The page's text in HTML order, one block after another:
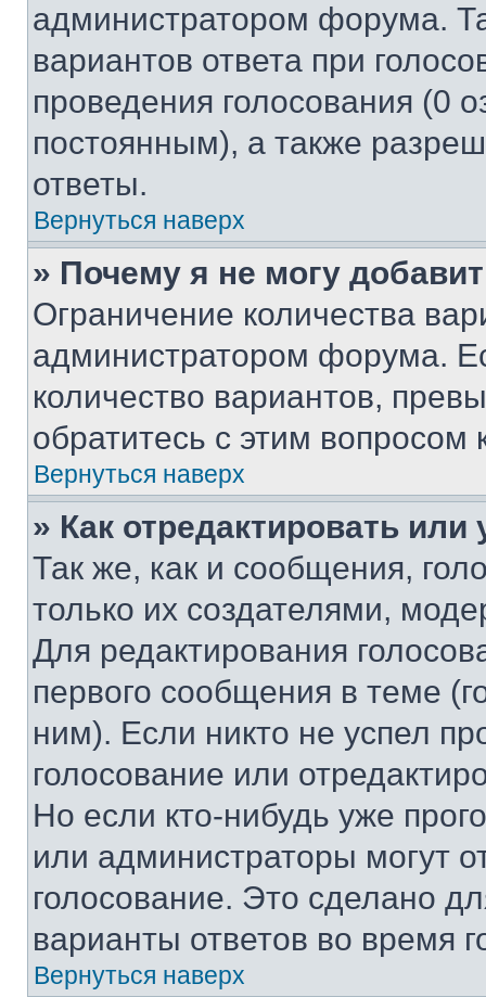
администратором форума.
вариантов ответа при
проведения голосования (0
постоянным), а также
ответы.
Вернуться наверх
» Почему я не могу
Ограничение количества
администратором форума.
количество вариантов,
обратитесь с этим вопросом
Вернуться наверх
» Как отредактировать
Так же, как и сообщения,
только их создателями,
Для редактирования
первого сообщения в теме
ним). Если никто не успел
голосование или
Но если кто-нибудь уже
или администраторы могут
голосование. Это сделано
варианты ответов во время
Вернуться наверх